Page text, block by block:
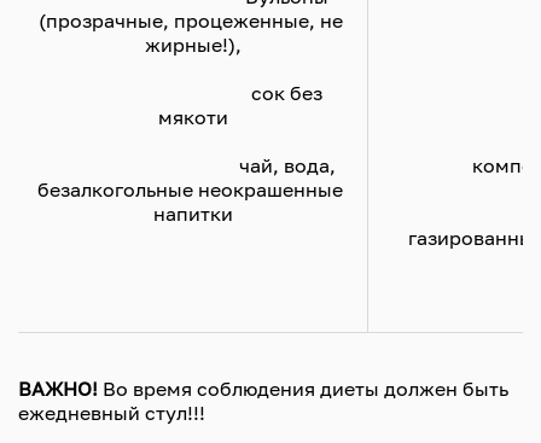
(прозрачные, процеженные, не
жирные!),
мякоти
безалкогольные неокрашенные
напитки
ВАЖНО! Во время соблюдения диеты должен быть
ежедневный стул!!!